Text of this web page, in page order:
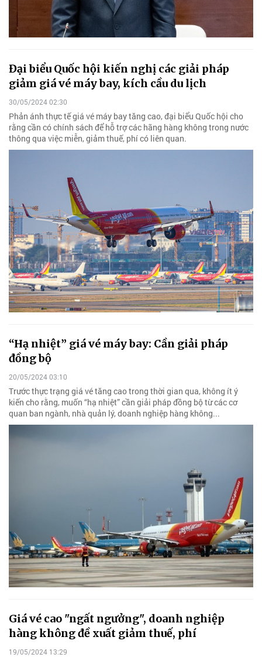
Đại biểu Quốc hội kiến nghị các giải pháp
giảm giá vé máy bay, kích cầu du lịch
30/05/2024 02:30
Phản ánh thực tế giá vé máy bay tăng cao, đại biểu Quốc hội cho
rằng cần có chính sách để hỗ trợ các hãng hàng không trong nước
thông qua việc miễn, giảm thuế, phí có liên quan.
“Hạ nhiệt” giá vé máy bay: Cần giải pháp
đồng bộ
20/05/2024 03:10
Trước thực trạng giá vé tăng cao trong thời gian qua, không ít ý
kiến cho rằng, muốn “hạ nhiệt” cần giải pháp đồng bộ từ các cơ
quan ban ngành, nhà quản lý, doanh nghiệp hàng không...
Giá vé cao "ngất ngưởng", doanh nghiệp
hàng không đề xuất giảm thuế, phí
19/05/2024 13:29